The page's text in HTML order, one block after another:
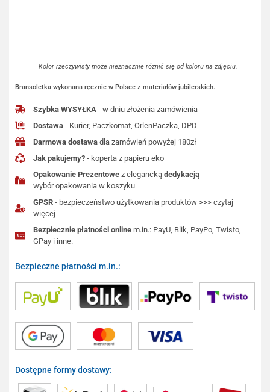
Kolor rzeczywisty może nieznacznie różnić się od koloru na zdjęciu.
Bransoletka wykonana ręcznie w Polsce z materiałów jubilerskich.
Szybka WYSYŁKA - w dniu złożenia zamówienia
Dostawa - Kurier, Paczkomat, OrlenPaczka, DPD
Darmowa dostawa dla zamówień powyżej 180zł
Jak pakujemy? - koperta z papieru eko
Opakowanie Prezentowe z eleganckądedykacją -
wybór opakowania w koszyku
GPSR - bezpieczeństwo użytkowania produktów >>> czytaj
więcej
Bezpiecznie płatności online m.in.: PayU, Blik, PayPo, Twisto,
GPay i inne.
Bezpieczne płatności m.in.:
Dostępne formy dostawy: